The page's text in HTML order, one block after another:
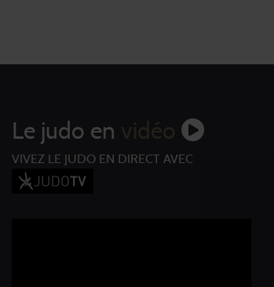
Le judo en
VIVEZ LE JUDO EN DIRECT AVEC